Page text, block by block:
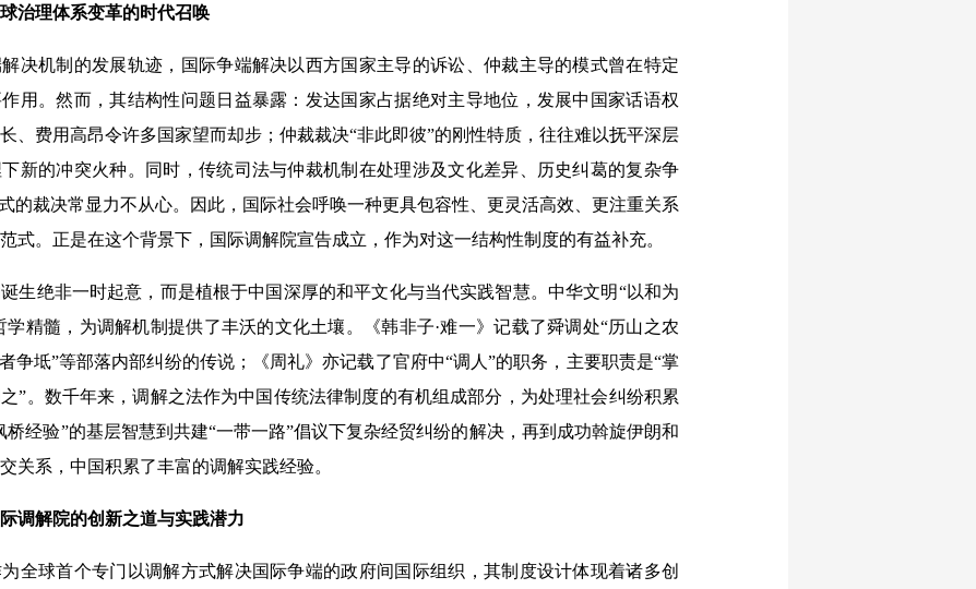
治理体系变革的时代召唤
机制的发展轨迹，国际争端解决以西方国家主导的诉讼、仲裁主导的模式曾在特定
用。然而，其结构性问题日益暴露：发达国家占据绝对主导地位，发展中国家话语权
、费用高昂令许多国家望而却步；仲裁裁决“非此即彼”的刚性特质，往往难以抚平深层
新的冲突火种。同时，传统司法与仲裁机制在处理涉及文化差异、历史纠葛的复杂争
的裁决常显力不从心。因此，国际社会呼唤一种更具包容性、更灵活高效、更注重关系
式。正是在这个背景下，国际调解院宣告成立，作为对这一结构性制度的有益补充。
绝非一时起意，而是植根于中国深厚的和平文化与当代实践智慧。中华文明“以和为
学精髓，为调解机制提供了丰沃的文化土壤。《韩非子·难一》记载了舜调处“历山之农
争坻”等部落内部纠纷的传说；《周礼》亦记载了官府中“调人”的职务，主要职责是“掌
”。数千年来，调解之法作为中国传统法律制度的有机组成部分，为处理社会纠纷积累
桥经验”的基层智慧到共建“一带一路”倡议下复杂经贸纠纷的解决，再到成功斡旋伊朗和
关系，中国积累了丰富的调解实践经验。
调解院的创新之道与实践潜力
球首个专门以调解方式解决国际争端的政府间国际组织，其制度设计体现着诸多创